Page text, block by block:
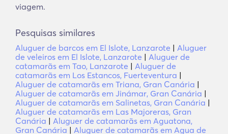
viagem.
Pesquisas similares
Aluguer de barcos em El Islote, Lanzarote | Aluguer
de veleiros em El Islote, Lanzarote | Aluguer de
catamarãs em Tao, Lanzarote | Aluguer de
catamarãs em Los Estancos, Fuerteventura |
Aluguer de catamarãs em Triana, Gran Canária |
Aluguer de catamarãs em Jinámar, Gran Canária |
Aluguer de catamarãs em Salinetas, Gran Canária |
Aluguer de catamarãs em Las Majoreras, Gran
Canária | Aluguer de catamarãs em Aguatona,
Gran Canária | Aluguer de catamarãs em Agua de